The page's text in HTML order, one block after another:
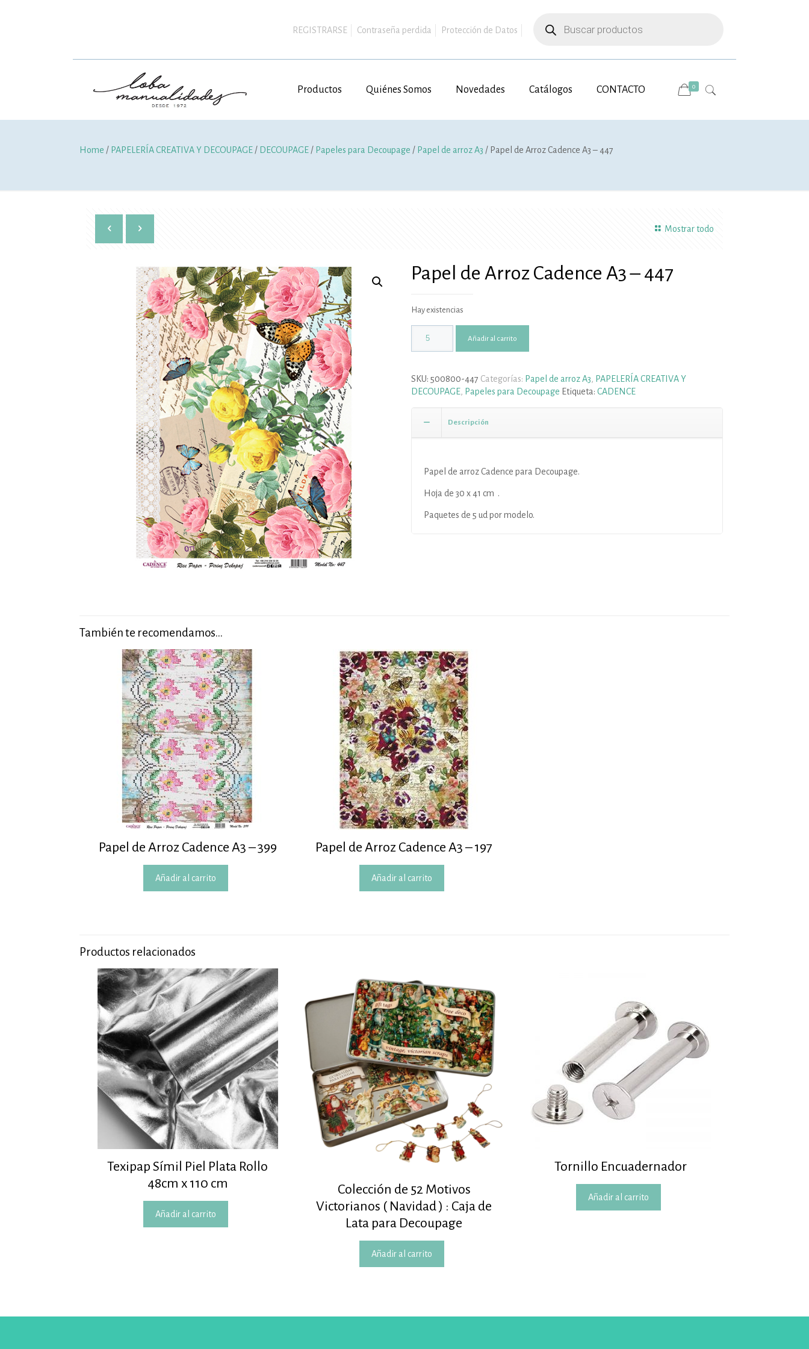
REGISTRARSE Contraseña perdida Protección de Datos
productos
Productos Quiénes Somos Novedades Catálogos CONTACTO 0
Home / PAPELERÍA CREATIVA Y DECOUPAGE / DECOUPAGE / Papeles para Decoupage / Papel de arroz A3 / Papel de Arroz Cadence A3 – 447
Mostrar todo
Papel de Arroz Cadence A3 – 447
Hay existencias
Añadir al carrito
SKU: 500800-447 Categorías: Papel de arroz A3
PAPELERÍA CREATIVA Y
DECOUPAGE, Papeles para Decoupage Etiqueta: CADENCE
Descripción
Papel de arroz Cadence para Decoupage.
Hoja de 30 x 41 cm .
Paquetes de 5 ud por modelo.
También te recomendamos…
Papel de Arroz Cadence A3 – 399
Añadir al carrito
Papel de Arroz Cadence A3 – 197
Añadir al carrito
Productos relacionados
Texipap Símil Piel Plata Rollo
48cm x 110 cm
Añadir al carrito
Colección de 52 Motivos
Victorianos ( Navidad ) : Caja de
Lata para Decoupage
Añadir al carrito
Tornillo Encuadernador
Añadir al carrito